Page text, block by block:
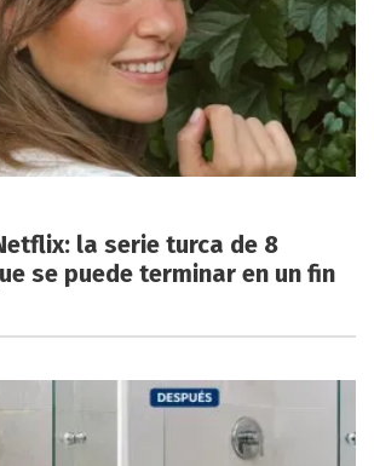
la serie turca de 8
se puede terminar en un fin